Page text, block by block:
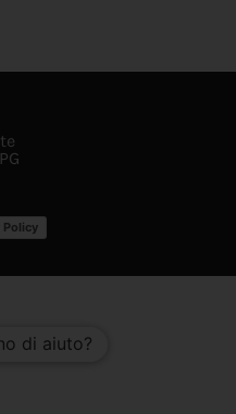
Policy
di aiuto?